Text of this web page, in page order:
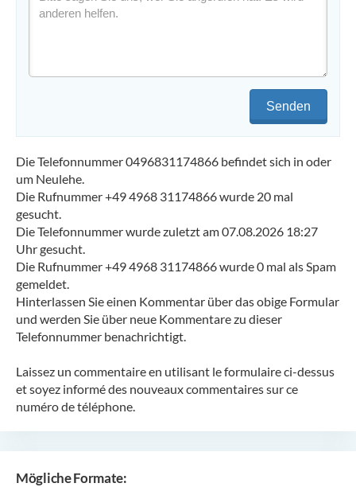
Senden
Die Telefonnummer 0496831174866 befindet sich in oder
um Neulehe.
Die Rufnummer +49 4968 31174866 wurde 20 mal
gesucht.
Die Telefonnummer wurde zuletzt am 07.08.2026 18:27
Uhr gesucht.
Die Rufnummer +49 4968 31174866 wurde 0 mal als Spam
gemeldet.
Hinterlassen Sie einen Kommentar über das obige Formular
und werden Sie über neue Kommentare zu dieser
Telefonnummer benachrichtigt.
Laissez un commentaire en utilisant le formulaire ci-dessus
et soyez informé des nouveaux commentaires sur ce
numéro de téléphone.
Mögliche Formate: